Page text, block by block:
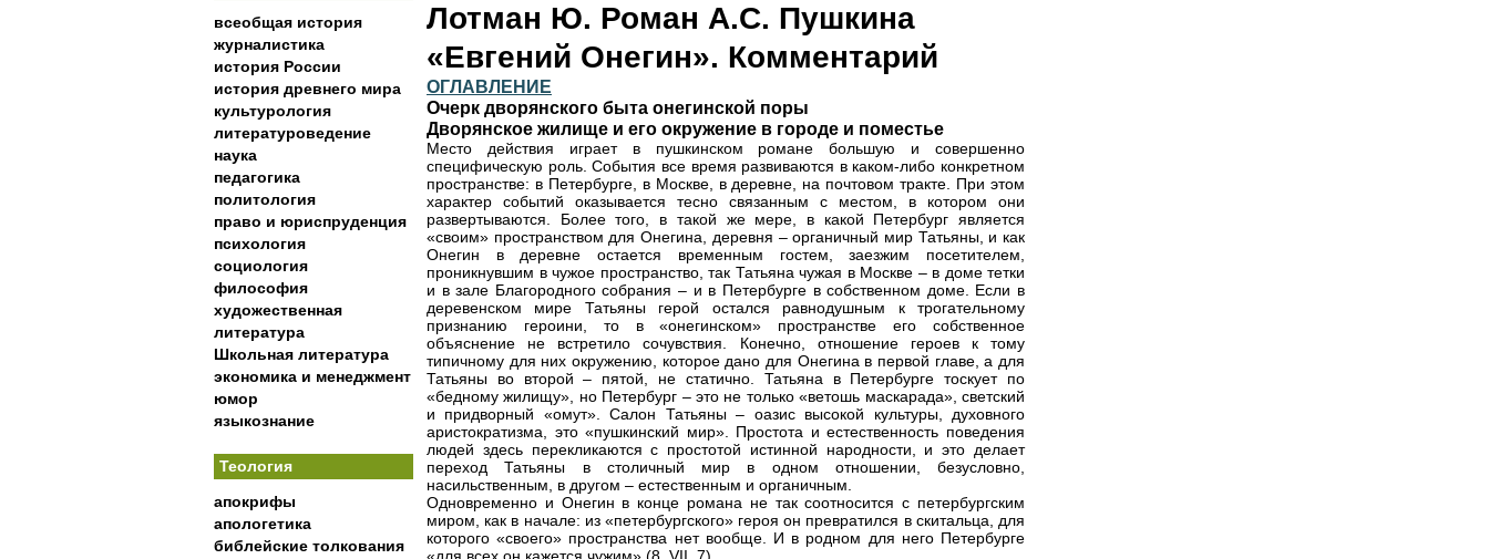
всеобщая история
журналистика
история России
история древнего мира
культурология
литературоведение
наука
педагогика
политология
право и юриспруденция
психология
социология
философия
художественная
литература
Школьная литература
экономика и менеджмент
юмор
языкознание
Теология
апокрифы
апологетика
библейские толкования
Лотман Ю. Роман А.С. Пушкина
«Евгений Онегин». Комментарий
ОГЛАВЛЕНИЕ
Очерк дворянского быта онегинской поры
Дворянское жилище и его окружение в городе и поместье
Место действия играет в пушкинском романе большую и совершенно
специфическую роль. События все время развиваются в каком-либо конкретном
пространстве: в Петербурге, в Москве, в деревне, на почтовом тракте. При этом
характер событий оказывается тесно связанным с местом, в котором они
развертываются. Более того, в такой же мере, в какой Петербург является
«своим» пространством для Онегина, деревня – органичный мир Татьяны, и как
Онегин в деревне остается временным гостем, заезжим посетителем,
проникнувшим в чужое пространство, так Татьяна чужая в Москве – в доме тетки
и в зале Благородного собрания – и в Петербурге в собственном доме. Если в
деревенском мире Татьяны герой остался равнодушным к трогательному
признанию героини, то в «онегинском» пространстве его собственное
объяснение не встретило сочувствия. Конечно, отношение героев к тому
типичному для них окружению, которое дано для Онегина в первой главе, а для
Татьяны во второй – пятой, не статично. Татьяна в Петербурге тоскует по
«бедному жилищу», но Петербург – это не только «ветошь маскарада», светский
и придворный «омут». Салон Татьяны – оазис высокой культуры, духовного
аристократизма, это «пушкинский мир». Простота и естественность поведения
людей здесь перекликаются с простотой истинной народности, и это делает
переход Татьяны в столичный мир в одном отношении, безусловно,
насильственным, в другом – естественным и органичным.
Одновременно и Онегин в конце романа не так соотносится с петербургским
миром, как в начале: из «петербургского» героя он превратился в скитальца, для
которого «своего» пространства нет вообще. И в родном для него Петербурге